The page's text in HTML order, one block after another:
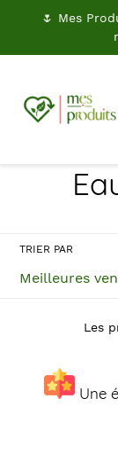
🌷 Mes
C
l
l
e
c
t
TRIER PAR
Les
Une